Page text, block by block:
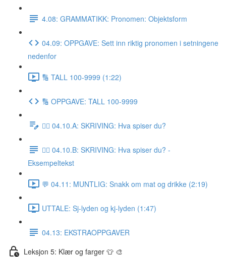
4.08: GRAMMATIKK: Pronomen: Objektsform
04.09: OPPGAVE: Sett inn riktig pronomen i setningene
nedenfor
🔢 TALL 100-9999 (1:22)
🔢 OPPGAVE: TALL 100-9999
✍🏼 04.10.A: SKRIVING: Hva spiser du?
✍🏼 04.10.B: SKRIVING: Hva spiser du? -
Eksempeltekst
💬 04.11: MUNTLIG: Snakk om mat og drikke (2:19)
UTTALE: Sj-lyden og kj-lyden (1:47)
04.13: EKSTRAOPPGAVER
Leksjon 5: Klær og farger 👕 🎨